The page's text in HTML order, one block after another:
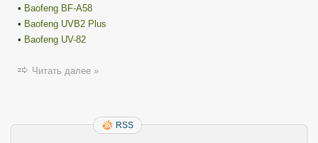
• Baofeng BF-A58
• Baofeng UVB2 Plus
• Baofeng UV-82
Читать далее »
RSS